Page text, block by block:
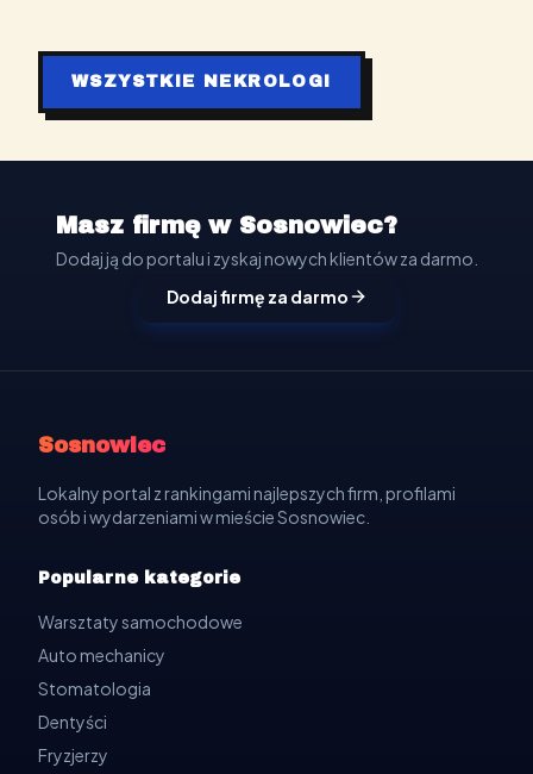
WSZYSTKIE NEKROLOGI
Masz firmę w Sosnowiec?
Dodaj ją do portalu i zyskaj nowych klientów za darmo.
Dodaj firmę za darmo
Sosnowiec
Lokalny portal z rankingami najlepszych firm, profilami
osób i wydarzeniami w mieście Sosnowiec.
Popularne kategorie
Warsztaty samochodowe
Auto mechanicy
Stomatologia
Dentyści
Fryzjerzy